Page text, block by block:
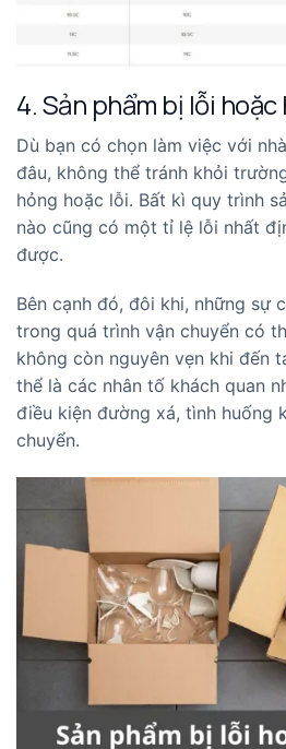
4. Sản phẩm bị lỗi
Dù bạn có chọn làm việc với
đâu, không thể tránh khỏi
hỏng hoặc lỗi. Bất kì quy trình
nào cũng có một tỉ lệ lỗi nhất
được.
Bên cạnh đó, đôi khi, những sự
trong quá trình vận chuyển có
không còn nguyên vẹn khi đến
thể là các nhân tố khách quan
điều kiện đường xá, tình huống
chuyển.